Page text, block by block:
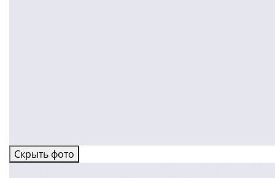
Скрыть фото